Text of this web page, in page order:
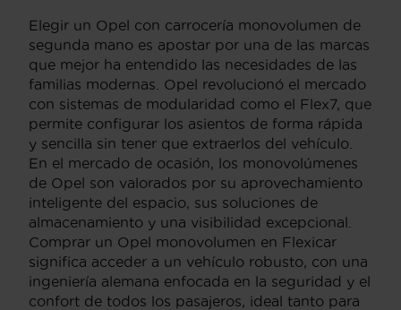
Elegir un Opel con carrocería monovolumen de
segunda mano es apostar por una de las marcas
que mejor ha entendido las necesidades de las
familias modernas. Opel revolucionó el mercado
con sistemas de modularidad como el Flex7, que
permite configurar los asientos de forma rápida
y sencilla sin tener que extraerlos del vehículo.
En el mercado de ocasión, los monovolúmenes
de Opel son valorados por su aprovechamiento
inteligente del espacio, sus soluciones de
almacenamiento y una visibilidad excepcional.
Comprar un Opel monovolumen en Flexicar
significa acceder a un vehículo robusto, con una
ingeniería alemana enfocada en la seguridad y el
confort de todos los pasajeros, ideal tanto para